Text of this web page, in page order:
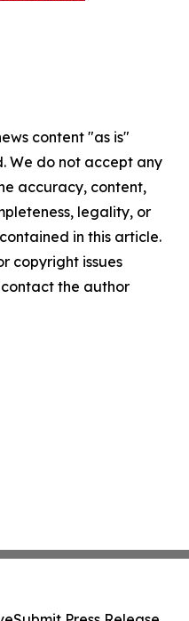
content "as is"
We do not accept any
accuracy, content,
legality, or
in this article.
copyright issues
the author